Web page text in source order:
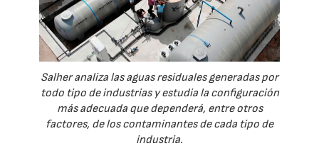
Salher analiza las aguas residuales generadas por
todo tipo de industrias y estudia la configuración
más adecuada que dependerá, entre otros
factores, de los contaminantes de cada tipo de
industria.